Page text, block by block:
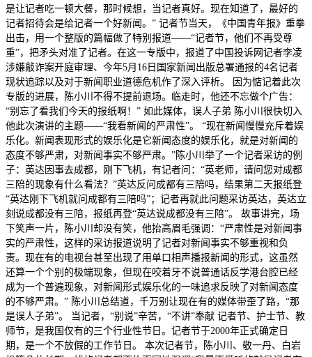
是让记者吃一顿大餐，那时候想，当记者真好。现在知道了，最好的
记者招待会是给记者一个好新闻。” 记者节当天，《中国青年报》重拳
出击，用一个整版的篇幅做了特别报道——“记者节，他们不再受尊
重”，把矛头对准了记者。在这一专版中，报道了中国投诉网记者李凌
涉嫌敲诈案开庭审理、今年5月16日国家新闻出版总署通报的4名记者
现状追踪以及对于新闻职业道德危机作了深入评析。 因为惦记着此次
专版的进展，陈小川不得不提前退场。临走时，他还不忘做个广告：
“别忘了看我们今天的报纸啊！” 如此媒体，误人子弟 陈小川很快切入
他此次演讲的主题——“我看新闻的严肃性”。 “现在新闻慢慢充斥着娱
乐化。新闻表现形式的娱乐化是它新闻态度的娱乐化，就是对新闻的
态度不够严肃，对新闻事实不够严肃。”陈小川举了一个记者采访的例
子：英达因事去成都，刚下飞机，有记者问：“英老师，请问您对成都
三陪的现象有什么看法？”英达反问成都有三陪吗，结果第二天报纸登
“英达刚下飞机就问成都有三陪吗”；记者再就此问题采访英达，英达立
刻说成都没有三陪，报纸再登“英达说成都没有三陪”。 故事讲完，场
下笑声一片，陈小川却没有笑，他抬高眉毛强调：“严肃性是对新闻事
实的严肃性，这样的采访报道说明了记者对新闻事实不够重视和负
责。现在有的电视台甚至出现了用单口相声播报新闻的形式，这虽然
还算一个个别的极端现象，但现在咬着牙不说普通话反学港台腔已经
成为一个普遍现象，对新闻形式娱乐化的一味追求反映了对新闻态度
的不够严肃。” 陈小川总结道，千万别让现在有的媒体带歪了路，“那
是误人子弟”。 当记者，“别说”辛苦，“不讲”奉献 记者节、护士节、教
师节，是我国仅有的三个行业性节日。记者节于2000年正式确定日
期，是一个不放假的工作节日。 本次记者节，陈小川、敬一丹、白岩